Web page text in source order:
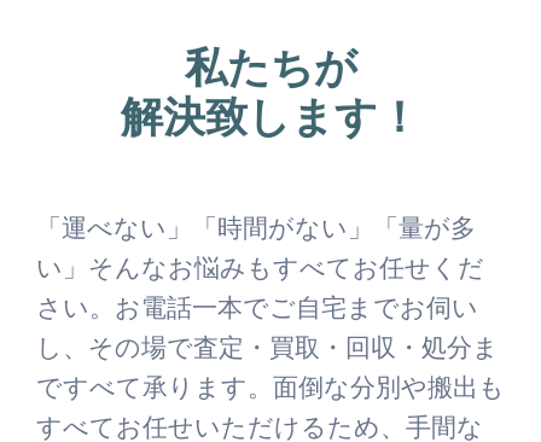
私たちが
解決致します！
「運べない」「時間がない」「量が多
い」そんなお悩みもすべてお任せくだ
さい。お電話一本でご自宅までお伺い
し、その場で査定・買取・回収・処分ま
ですべて承ります。面倒な分別や搬出も
すべてお任せいただけるため、手間な